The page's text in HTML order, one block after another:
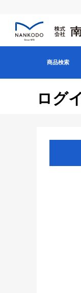
商品検索
ログ